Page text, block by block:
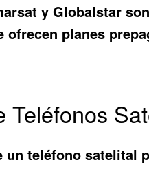
y Globalstar
ofrecen planes
Teléfonos
teléfono satelital